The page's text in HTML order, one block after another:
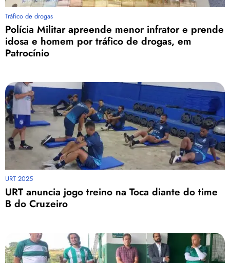
Tráfico de drogas
Polícia Militar apreende menor infrator e prende
idosa e homem por tráfico de drogas, em
Patrocínio
URT 2025
URT anuncia jogo treino na Toca diante do time
B do Cruzeiro